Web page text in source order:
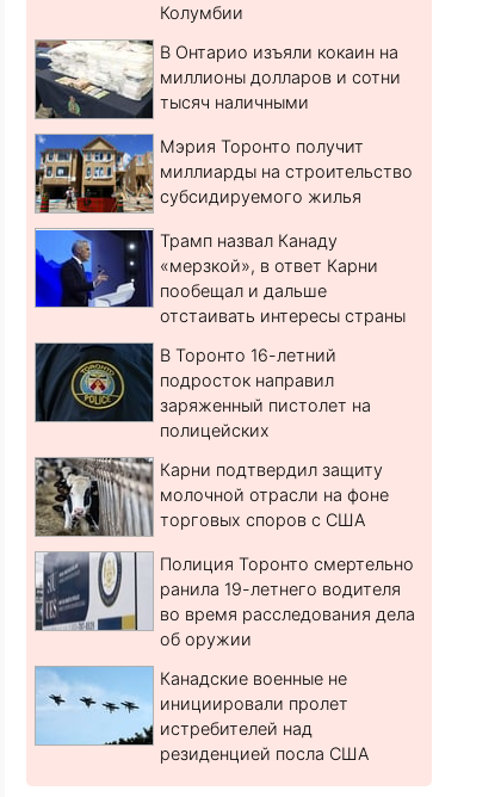
Колумбии
В Онтарио изъяли кокаин на
миллионы долларов и сотни
тысяч наличными
Мэрия Торонто получит
миллиарды на строительство
субсидируемого жилья
Трамп назвал Канаду
«мерзкой», в ответ Карни
пообещал и дальше
отстаивать интересы страны
В Торонто 16-летний
подросток направил
заряженный пистолет на
полицейских
Карни подтвердил защиту
молочной отрасли на фоне
торговых споров с США
Полиция Торонто смертельно
ранила 19-летнего водителя
во время расследования дела
об оружии
Канадские военные не
инициировали пролет
истребителей над
резиденцией посла США